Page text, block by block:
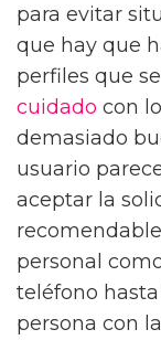
para evitar
que hay que
perfiles que
cuidado con
demasiado
usuario
aceptar la
personal
teléfono
persona con